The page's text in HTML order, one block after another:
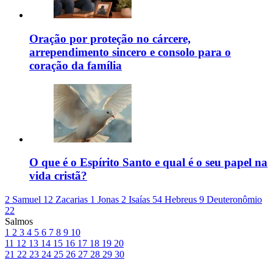
Oração por proteção no cárcere,
arrependimento sincero e consolo para o
coração da família
O que é o Espírito Santo e qual é o seu papel na
vida cristã?
2 Samuel 12 Zacarias 1 Jonas 2 Isaías 54 Hebreus 9 Deuteronômio
22
Salmos
1 2 3 4 5 6 7 8 9 10
11 12 13 14 15 16 17 18 19 20
21 22 23 24 25 26 27 28 29 30